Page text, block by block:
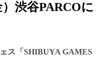
渋谷PARCOに
ス「SHIBUYA GAMES